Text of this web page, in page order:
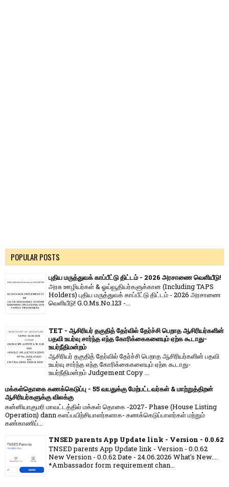
POPULAR POSTS
புதிய மருத்துவக் காப்பீட்டு திட்டம் - 2026 அரசாணை வெளியீடு!
அரசு ஊழியர்கள் & ஓய்வூதியர்களுக்கான (Including TAPS
Holders) புதிய மருத்துவக் காப்பீட்டு திட்டம் - 2026 அரசாணை
வெளியீடு! G.O.Ms.No.123 -...
TET - ஆசிரியர் தகுதித் தேர்வில் தேர்ச்சி பெறாத ஆசிரியர்களின்
பதவி உயர்வு சார்ந்த எந்த கோரிக்கைகளையும் ஏற்க கூடாது-
உயர்நீதிமன்றம்
ஆசிரியர் தகுதித் தேர்வில் தேர்ச்சி பெறாத ஆசிரியர்களின் பதவி
உயர்வு சார்ந்த எந்த கோரிக்கைகளையும் ஏற்க கூடாது-
உயர்நீதிமன்றம் Judgement Copy ...
மக்கள்தொகை கணக்கெடுப்பு - 55 வயதுக்கு மேற்பட்டவர்கள் & மாற்றுத்திறன்
ஆசிரியர்களுக்கு விலக்கு
கன்னியாகுமரி மாவட்டத்தில் மக்கள் தொகை -2027- Phase (House Listing
Operation) dann களப்பயிற்சியாளர்களாக- கணக்கெடுப்பாளர்கள் மற்றும்
கண்காணிப்...
TNSED parents App Update link - Version - 0.0.62
TNSED parents App Update link - Version - 0.0.62
New Version - 0.0.62 Date - 24.06.2026 What's New....
*Ambassador form requirement chan...